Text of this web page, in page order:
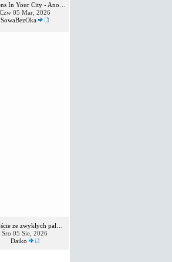
In Your City - Ano…
Czw 05 Mar, 2026
SowaBezOka
ze zwykłych pal…
Śro 05 Sie, 2026
Daiko